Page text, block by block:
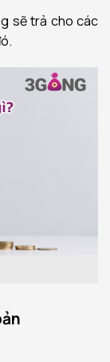
sẽ trả cho các